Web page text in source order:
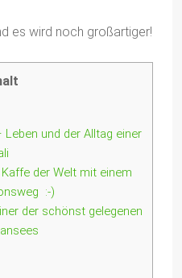
es wird noch großartiger!
und der Alltag einer
der Welt mit einem
:-)
der schönst gelegenen